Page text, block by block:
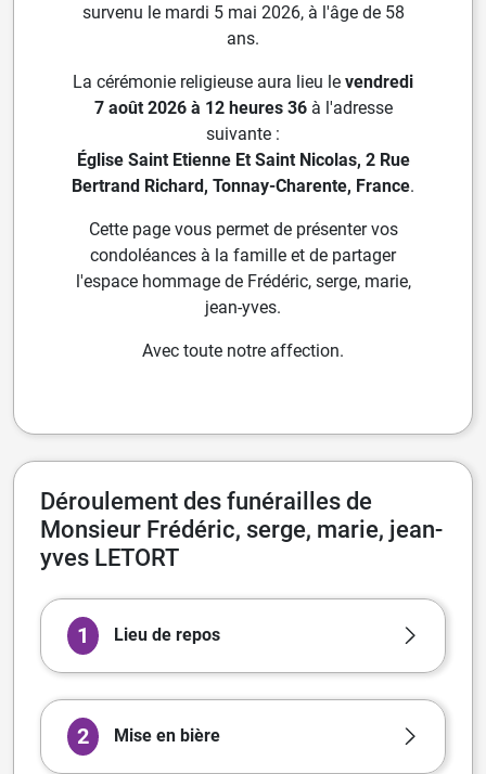
survenu le mardi 5 mai 2026, à l'âge de 58
ans.
La cérémonie religieuse aura lieu le vendredi
7 août 2026 à 12 heures 36à l'adresse
suivante :
Église Saint Etienne Et Saint Nicolas, 2 Rue
Bertrand Richard, Tonnay-Charente, France.
Cette page vous permet de présenter vos
condoléances à la famille et de partager
l'espace hommage de Frédéric, serge, marie,
jean-yves.
Avec toute notre affection.
Déroulement des funérailles de
Monsieur Frédéric, serge, marie, jean-
yves LETORT
1 Lieu de repos
2 Mise en bière